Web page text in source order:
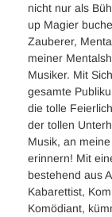
nicht nur als
up Magier
Zauberer,
meiner
Musiker. Mit
gesamte
die tolle
der tollen
Musik, an
erinnern! Mit
bestehend aus
Kabarettist,
Komödiant,